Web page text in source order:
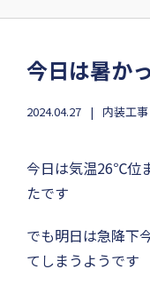
今日は暑か
2024.04.27 内装工事
今日は気温26℃位
たです
でも明日は急降下
てしまうようです